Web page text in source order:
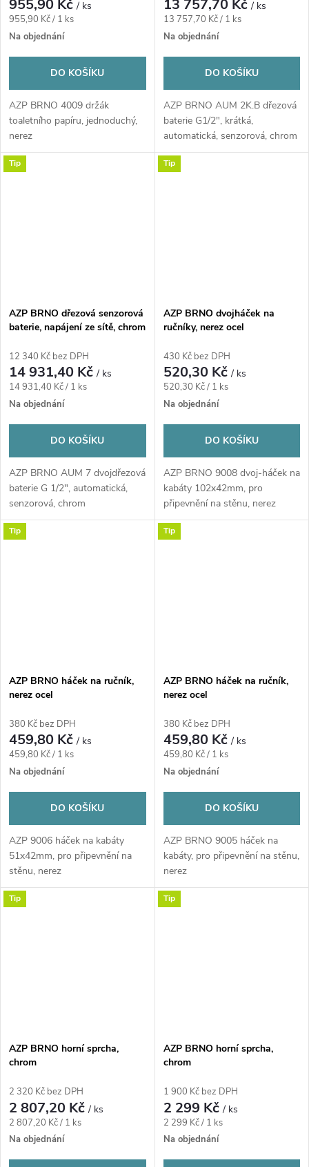
955,90 Kč/ ks
Měrná
cena:
955,90 Kč / 1 ks
Na objednání
DO KOŠÍKU
AZP BRNO 4009 držák
toaletního papíru, jednoduchý,
nerez
13 757,70 Kč/ ks
Měrná
cena:
13 757,70 Kč / 1 ks
Na objednání
DO KOŠÍKU
AZP BRNO AUM 2K.B dřezová
baterie G1/2", krátká,
automatická, senzorová, chrom
Tip
AZP BRNO dřezová senzorová
baterie, napájení ze sítě, chrom
12 340 Kč bez DPH
14 931,40 Kč/ ks
Měrná
cena:
14 931,40 Kč / 1 ks
Na objednání
DO KOŠÍKU
AZP BRNO AUM 7 dvojdřezová
baterie G 1/2", automatická,
senzorová, chrom
Tip
AZP BRNO dvojháček na
ručníky, nerez ocel
430 Kč bez DPH
520,30 Kč/ ks
Měrná
cena:
520,30 Kč / 1 ks
Na objednání
DO KOŠÍKU
AZP BRNO 9008 dvoj-háček na
kabáty 102x42mm, pro
připevnění na stěnu, nerez
Tip
AZP BRNO háček na ručník,
nerez ocel
380 Kč bez DPH
459,80 Kč/ ks
Měrná
cena:
459,80 Kč / 1 ks
Na objednání
DO KOŠÍKU
AZP 9006 háček na kabáty
51x42mm, pro připevnění na
stěnu, nerez
Tip
AZP BRNO háček na ručník,
nerez ocel
380 Kč bez DPH
459,80 Kč/ ks
Měrná
cena:
459,80 Kč / 1 ks
Na objednání
DO KOŠÍKU
AZP BRNO 9005 háček na
kabáty, pro připevnění na stěnu,
nerez
Tip
AZP BRNO horní sprcha,
chrom
2 320 Kč bez DPH
2 807,20 Kč/ ks
Měrná
cena:
2 807,20 Kč / 1 ks
Na objednání
Tip
AZP BRNO horní sprcha,
chrom
1 900 Kč bez DPH
2 299 Kč/ ks
Měrná
cena:
2 299 Kč / 1 ks
Na objednání